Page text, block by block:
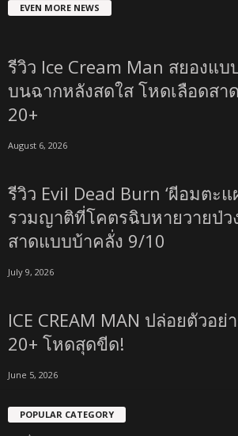
EVEN MORE NEWS
รีวิว Ice Cream Man สยองแบ
บนฉากหลังสดใส โหดเลือดสา
20+
August 6, 2026
รีวิว Evil Dead Burn ‘ผีอมตะแ
รวมญาติที่โคตรฉิบหายวายป่ว
สาดแบบบ้าคลั่ง 9/10
July 9, 2026
ICE CREAM MAN ปล่อยตัวอย่
20+ โหดสุดขีด!
June 5, 2026
POPULAR CATEGORY